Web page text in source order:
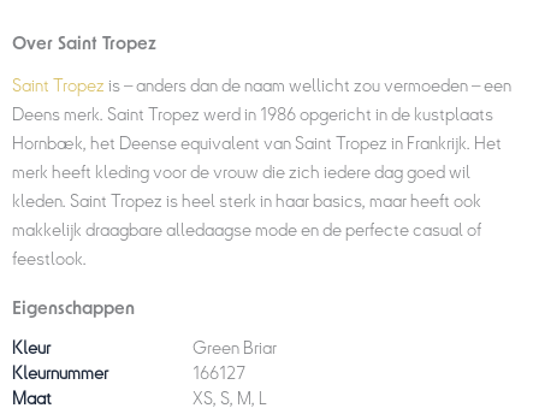
Over Saint Tropez
Saint Tropez is – anders dan de naam wellicht zou vermoeden – een
Deens merk. Saint Tropez werd in 1986 opgericht in de kustplaats
Hornbæk, het Deense equivalent van Saint Tropez in Frankrijk. Het
merk heeft kleding voor de vrouw die zich iedere dag goed wil
kleden. Saint Tropez is heel sterk in haar basics, maar heeft ook
makkelijk draagbare alledaagse mode en de perfecte casual of
feestlook.
Eigenschappen
Kleur
Green Briar
Kleurnummer
166127
Maat
XS, S, M, L